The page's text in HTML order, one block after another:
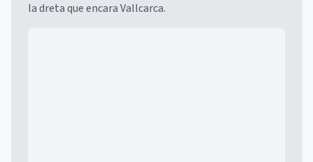
la dreta que encara Vallcarca.